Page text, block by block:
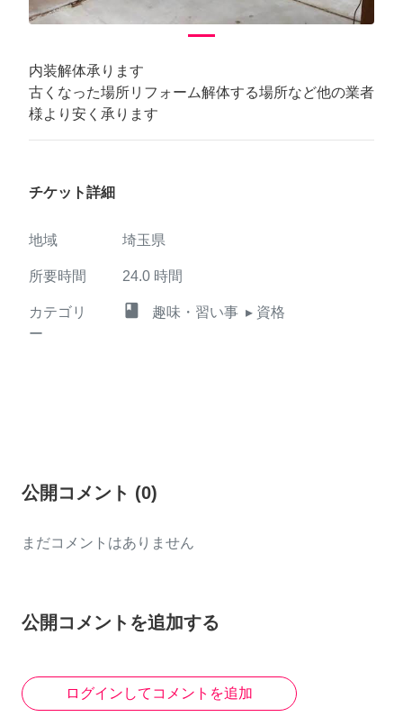
内装解体承ります
古くなった場所リフォーム解体する場所など他の業者
様より安く承ります
チケット詳細
地域 埼玉県
所要時間 24.0 時間
カテゴリ
ー
class 趣味・習い事 ▸ 資格
公開コメント (0)
まだコメントはありません
公開コメントを追加する
ログインしてコメントを追加